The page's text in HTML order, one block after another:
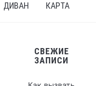
ДИВАН КАРТА
СВЕЖИЕ
ЗАПИСИ